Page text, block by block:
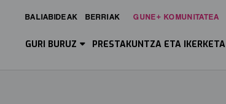
Menu
BALIABIDEAK BERRIAK GUNE+ KOMUNITATEA
GURI BURUZ PRESTAKUNTZA ETA IKERKETA